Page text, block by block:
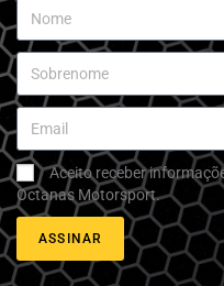
Aceito receber
Octanas Motorsport.
ASSINAR